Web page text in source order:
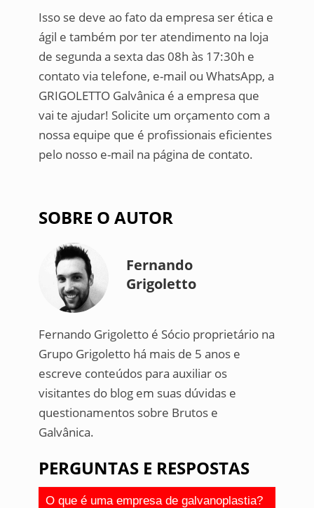
Isso se deve ao fato da empresa ser ética e
ágil e também por ter atendimento na loja
de segunda a sexta das 08h às 17:30h e
contato via telefone, e-mail ou WhatsApp, a
GRIGOLETTO Galvânica é a empresa que
vai te ajudar! Solicite um orçamento com a
nossa equipe que é profissionais eficientes
pelo nosso e-mail na página de contato.
SOBRE O AUTOR
Fernando
Grigoletto
Fernando Grigoletto é Sócio proprietário na
Grupo Grigoletto há mais de 5 anos e
escreve conteúdos para auxiliar os
visitantes do blog em suas dúvidas e
questionamentos sobre Brutos e
Galvânica.
PERGUNTAS E RESPOSTAS
O que é uma empresa de galvanoplastia?